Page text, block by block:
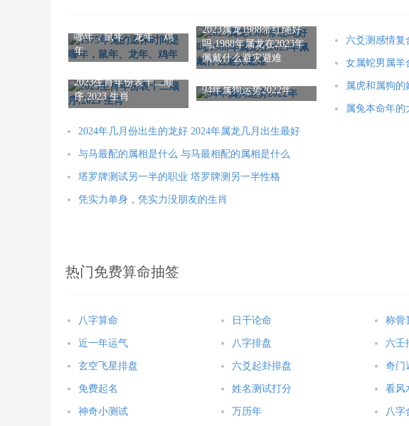
哪年，鼠年、龙年、鸡
年
2023属龙1988带红绳好
吗,1988年属龙在2023年
佩戴什么避灾避难
2023生肖年份表十二顺
序,2023 生肖
94年属狗运势2022年
六爻测感情复
女属蛇男属羊
属虎和属狗的
属兔本命年
2024年几月份出生的龙好 2024年属龙几月出生最好
与马最配的属相是什么 与马最相配的属相是什么
塔罗牌测试另一半的职业 塔罗牌测另一半性格
凭实力单身，凭实力没朋友的生肖
热门免费算命抽签
八字算命 日干论命 称骨
近一年运气 八字排盘 六壬
玄空飞星排盘 六爻起卦排盘 奇门
免费起名 姓名测试打分 看风
神奇小测试 万历年 八字